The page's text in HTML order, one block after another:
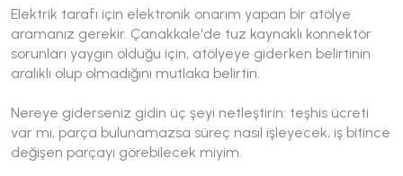
Elektrik tarafı için elektronik onarım yapan bir atölye
aramanız gerekir. Çanakkale'de tuz kaynaklı konnektör
sorunları yaygın olduğu için, atölyeye giderken belirtinin
aralıklı olup olmadığını mutlaka belirtin.
Nereye giderseniz gidin üç şeyi netleştirin: teşhis ücreti
var mı, parça bulunamazsa süreç nasıl işleyecek, iş bitince
değişen parçayı görebilecek miyim.